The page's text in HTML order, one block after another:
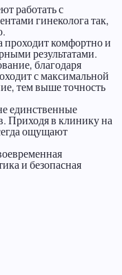
работать с
гинеколога так,
проходит комфортно и
результатами.
благодаря
с максимальной
тем выше точность
единственные
Приходя в клинику на
ощущают
и безопасная